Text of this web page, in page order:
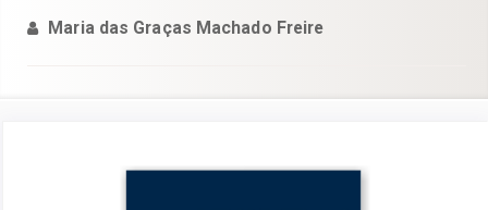
Maria das Graças Machado Freire